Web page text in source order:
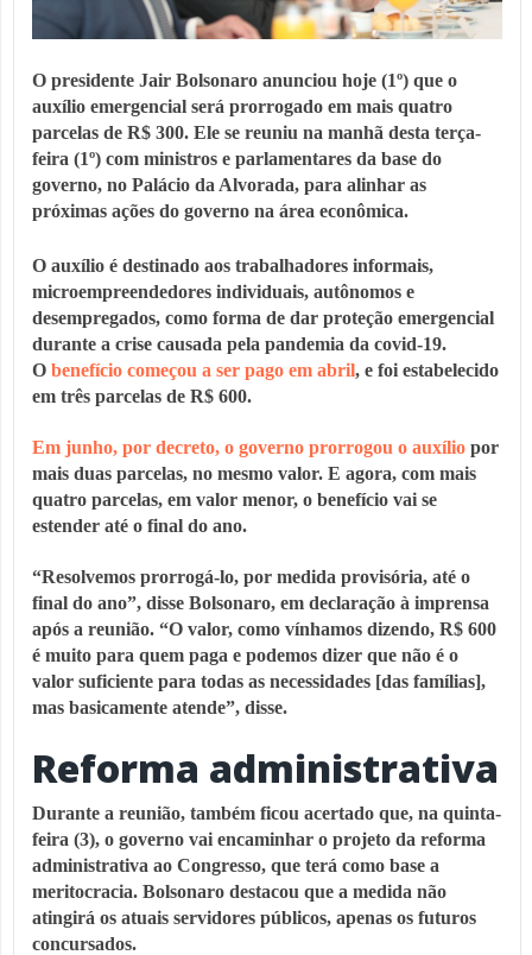
O presidente Jair Bolsonaro anunciou hoje (1º) que o
auxílio emergencial será prorrogado em mais quatro
parcelas de R$ 300. Ele se reuniu na manhã desta terça-
feira (1º) com ministros e parlamentares da base do
governo, no Palácio da Alvorada, para alinhar as
próximas ações do governo na área econômica.
O auxílio é destinado aos trabalhadores informais,
microempreendedores individuais, autônomos e
desempregados, como forma de dar proteção emergencial
durante a crise causada pela pandemia da covid-19.
O benefício começou a ser pago em abril, e foi estabelecido
em três parcelas de R$ 600.
Em junho, por decreto, o governo prorrogou o auxílio por
mais duas parcelas, no mesmo valor. E agora, com mais
quatro parcelas, em valor menor, o benefício vai se
estender até o final do ano.
“Resolvemos prorrogá-lo, por medida provisória, até o
final do ano”, disse Bolsonaro, em declaração à imprensa
após a reunião. “O valor, como vínhamos dizendo, R$ 600
é muito para quem paga e podemos dizer que não é o
valor suficiente para todas as necessidades [das famílias],
mas basicamente atende”, disse.
Reforma administrativa
Durante a reunião, também ficou acertado que, na quinta-
feira (3), o governo vai encaminhar o projeto da reforma
administrativa ao Congresso, que terá como base a
meritocracia. Bolsonaro destacou que a medida não
atingirá os atuais servidores públicos, apenas os futuros
concursados.